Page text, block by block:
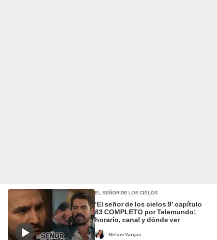
EL SEÑOR DE LOS CIELOS
‘El señor de los cielos 9’ capítulo
83 COMPLETO por Telemundo:
horario, canal y dónde ver
Melani Vargas